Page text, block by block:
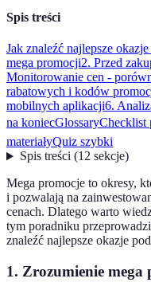
Spis treści
Jak znaleźć najlepsze
mega promocji2. Przed
Monitorowanie cen -
rabatowych i kodów
mobilnych aplikacji6.
na koniecGlossaryChecklist
materiałyQuiz szybki
Spis treści(12 sekcje)
Mega promocje to okresy,
i pozwalają na
cenach. Dlatego warto
tym poradniku
znaleźć najlepsze okazje
1. Zrozumienie mega